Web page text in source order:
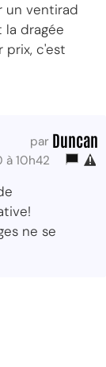
un ventirad
dragée
prix, c'est
par Duncan
10h42
ne se